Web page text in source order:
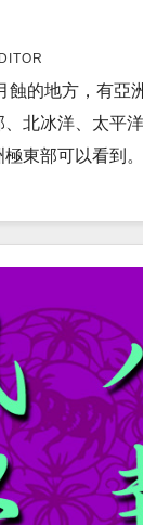
蝕的地方，有亞
北冰洋、太平
極東部可以看到